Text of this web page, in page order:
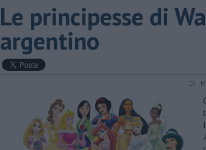
Le principesse di
argentino
DI